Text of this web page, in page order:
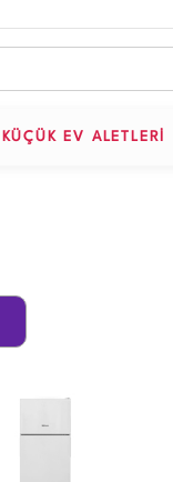
KÜÇÜK EV ALETLERİ